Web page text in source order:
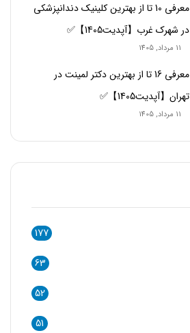
معرفی 10 تا از بهترین کلینیک دندانپزشکی
در شهرک غرب【آپدیت1405】✅
11 مرداد, 1405
معرفی 16 تا از بهترین دکتر لمینت در
تهران【آپدیت1405】✅
11 مرداد, 1405
177
63
52
51